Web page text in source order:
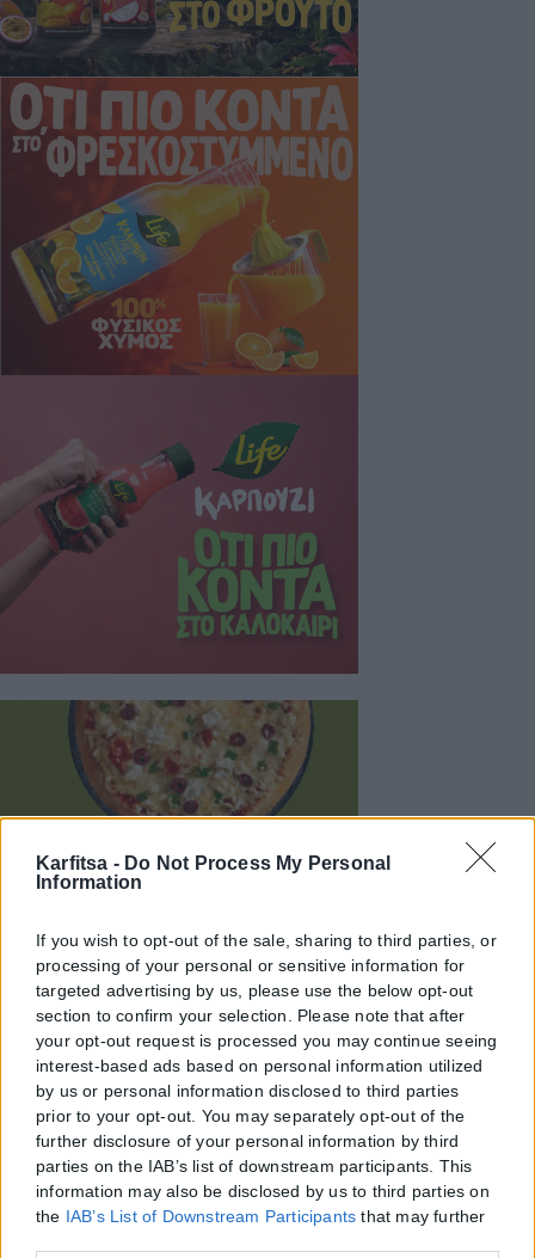
Karfitsa - Do Not Process My Personal
Information
If you wish to opt-out of the sale, sharing to third parties, or
processing of your personal or sensitive information for
targeted advertising by us, please use the below opt-out
section to confirm your selection. Please note that after
your opt-out request is processed you may continue seeing
interest-based ads based on personal information utilized
by us or personal information disclosed to third parties
prior to your opt-out. You may separately opt-out of the
further disclosure of your personal information by third
parties on the IAB’s list of downstream participants. This
information may also be disclosed by us to third parties on
the IAB’s List of Downstream Participants that may further